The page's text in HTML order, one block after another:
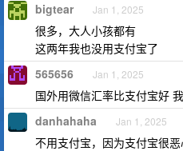
bigtear Jan 1, 2025
很多，大人小孩都有
这两年我也没用支付宝了
565656 Jan 1, 2025
国外用微信汇率比支付宝好
danhahaha Jan 1, 2025
不用支付宝，因为支付宝很